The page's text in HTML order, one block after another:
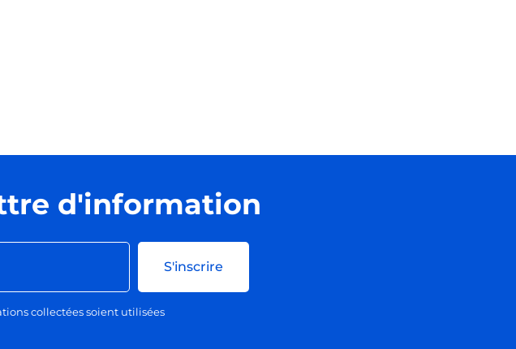
d'information
S'inscrire
collectées soient utilisées